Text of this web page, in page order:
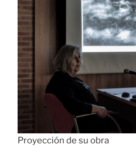
Proyección de su obra